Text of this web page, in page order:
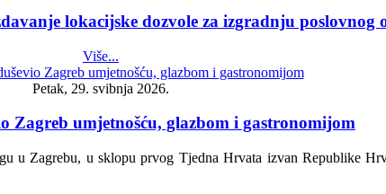
lokacijske dozvole za izgradnju poslovnog
Više...
Petak, 29. svibnja 2026.
Zagreb umjetnošću, glazbom i gastronomijom
Zagrebu, u sklopu prvog Tjedna Hrvata izvan Republike